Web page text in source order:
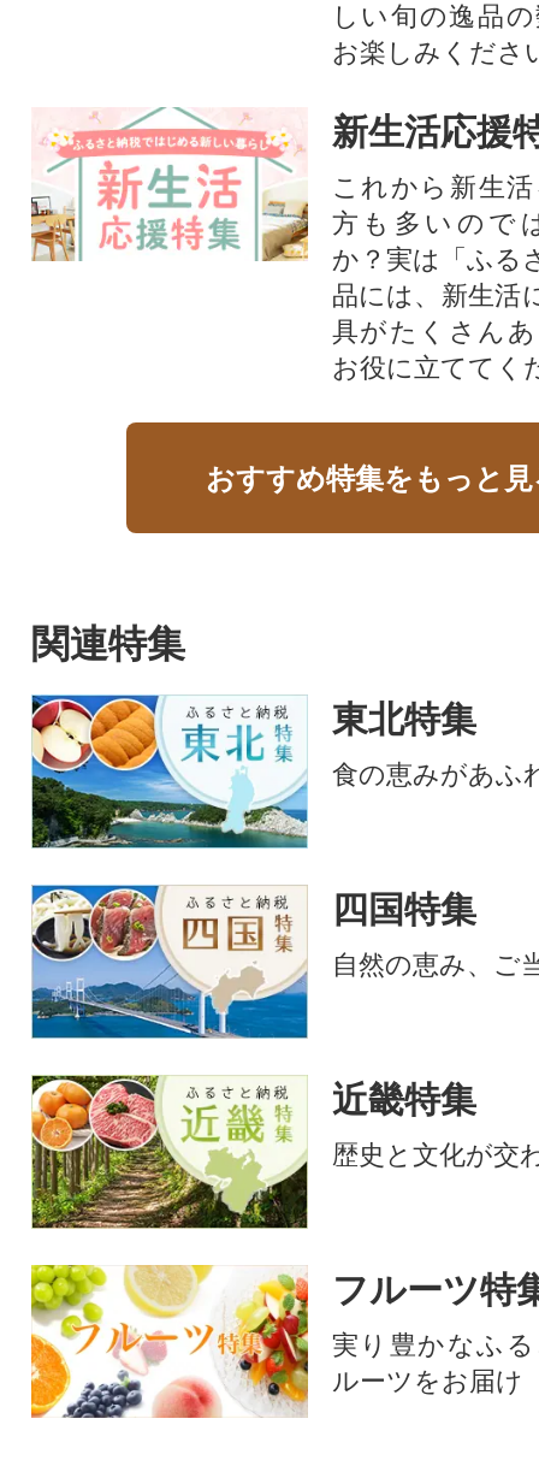
しい旬の逸品
お楽しみくださ
新生活応援
これから新生
方も多いので
か？実は「ふる
品には、新生活
具がたくさん
お役に立ててく
おすすめ特集をもっと
関連特集
東北特集
食の恵みがあふ
四国特集
自然の恵み、ご
近畿特集
歴史と文化が交
フルーツ特
実り豊かなふ
ルーツをお届け